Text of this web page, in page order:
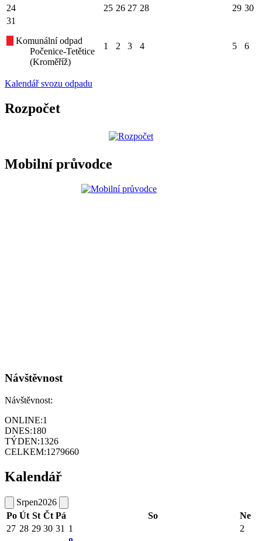
24 25 26 27 28 29 30
31
Komunální odpad
Počenice-Tetětice
(Kroměříž)
1 2 3 4 5 6
Kalendář svozu odpadu
Rozpočet
Mobilní průvodce
Návštěvnost
Návštěvnost:
ONLINE:1
DNES:180
TÝDEN:1326
CELKEM:1279660
Kalendář
Srpen2026
Po Út St Čt Pá So
Ne
27 28 29 30 31 1
2